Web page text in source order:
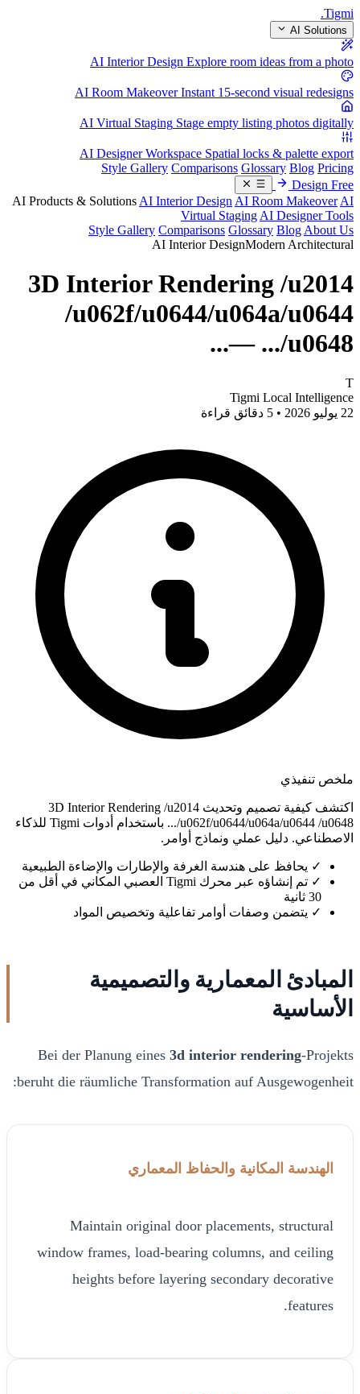
Tigmi
.
AI Solutions
AI Interior Design Explore room ideas from a photo
AI Room Makeover Instant 15-second visual redesigns
AI Virtual Staging Stage empty listing photos digitally
AI Designer Workspace Spatial locks & palette export
Style Gallery Comparisons Glossary Blog Pricing
Design Free
AI Products & Solutions AI Interior Design AI Room Makeover AI
Virtual Staging AI Designer Tools
Style Gallery Comparisons Glossary Blog About Us
AI Interior DesignModern Architectural
3D Interior Rendering /u2014
/u062f/u0644/u064a/u0644
/u0648... —...
T
Tigmi Local Intelligence
22 يوليو 2026 • 5 دقائق قراءة
ملخص تنفيذي
اكتشف كيفية تصميم وتحديث 3D Interior Rendering /u2014
/u062f/u0644/u064a/u0644 /u0648... باستخدام أدوات Tigmi للذكاء
الاصطناعي. دليل عملي ونماذج أوامر.
✓ يحافظ على هندسة الغرفة والإطارات والإضاءة الطبيعية
✓
تم إنشاؤه عبر محرك Tigmi العصبي المكاني في أقل من
30 ثانية
✓ يتضمن وصفات أوامر تفاعلية وتخصيص المواد
المبادئ المعمارية والتصميمية
الأساسية
Bei der Planung eines 3d interior rendering-Projekts
beruht die räumliche Transformation auf Ausgewogenheit:
الهندسة المكانية والحفاظ المعماري
Maintain original door placements, structural
window frames, load-bearing columns, and ceiling
heights before layering secondary decorative
features.